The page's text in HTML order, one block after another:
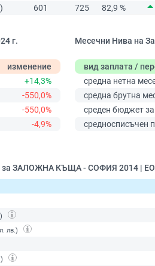
601 725 82,9 %
г.
изменение
+14,3%
-550,0%
-550,0%
-4,9%
Месечни Нива на
вид заплата /
средна нетна
средна брутна
среден бюджет
средносписъчен
за ЗАЛОЖНА КЪЩА - СОФИЯ 2014 |
лв.)